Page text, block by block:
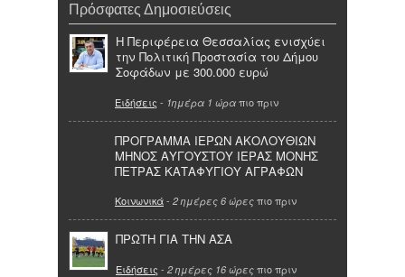
Πρόσφατες Δημοσιεύσεις
Η Περιφέρεια Θεσσαλίας ενισχύει
την Πολιτική Προστασία του Δήμου
Σοφάδων με 300.000 ευρώ
Ειδήσεις - 1ημέρα 1 ώρα πιο πριν
ΠΡΟΓΡΑΜΜΑ ΙΕΡΩΝ ΑΚΟΛΟΥΘΙΩΝ
ΜΗΝΟΣ ΑΥΓΟΥΣΤΟΥ ΙΕΡΑΣ ΜΟΝΗΣ
ΠΕΤΡΑΣ ΚΑΤΑΦΥΓΙΟΥ ΑΓΡΑΦΩΝ
Κοινωνικά- 2 ημέρες 6 ώρες πιο πριν
ΠΡΩΤΗ ΓΙΑ ΤΗΝ ΑΣΑ
Ειδήσεις - 2 ημέρες 16 ώρες πιο πριν